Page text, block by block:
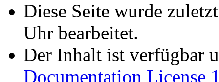
Diese Seite wurde
Uhr bearbeitet.
Der Inhalt ist verfügbar
Documentation License